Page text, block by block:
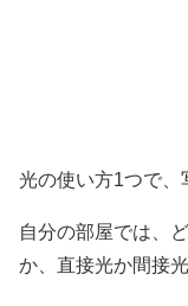
光の使い方1つで、
自分の部屋では、
か、直接光か間接